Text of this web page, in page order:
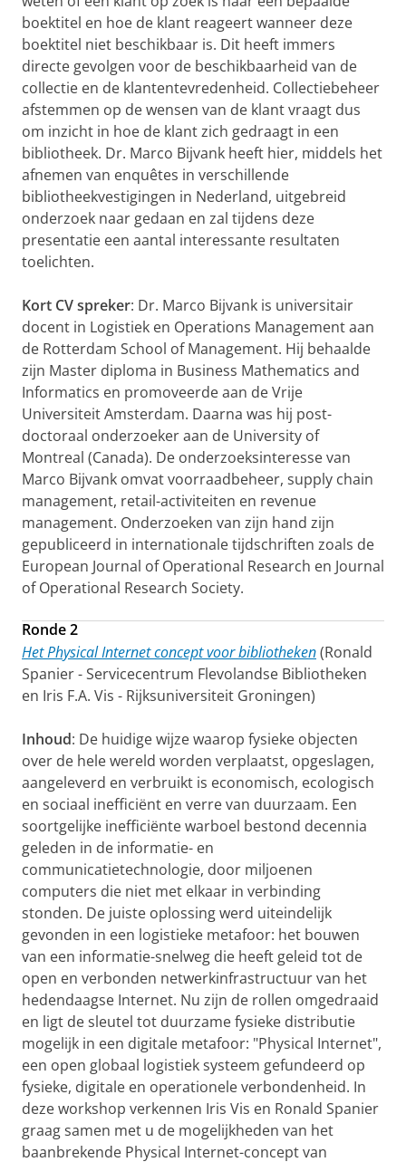
boektitel en hoe de klant reageert wanneer deze
boektitel niet beschikbaar is. Dit heeft immers
directe gevolgen voor de beschikbaarheid van de
collectie en de klantentevredenheid. Collectiebeheer
afstemmen op de wensen van de klant vraagt dus
om inzicht in hoe de klant zich gedraagt in een
bibliotheek. Dr. Marco Bijvank heeft hier, middels het
afnemen van enquêtes in verschillende
bibliotheekvestigingen in Nederland, uitgebreid
onderzoek naar gedaan en zal tijdens deze
presentatie een aantal interessante resultaten
toelichten.
Kort CV spreker: Dr. Marco Bijvank is universitair
docent in Logistiek en Operations Management aan
de Rotterdam School of Management. Hij behaalde
zijn Master diploma in Business Mathematics and
Informatics en promoveerde aan de Vrije
Universiteit Amsterdam. Daarna was hij post-
doctoraal onderzoeker aan de University of
Montreal (Canada). De onderzoeksinteresse van
Marco Bijvank omvat voorraadbeheer, supply chain
management, retail-activiteiten en revenue
management. Onderzoeken van zijn hand zijn
gepubliceerd in internationale tijdschriften zoals de
European Journal of Operational Research en Journal
of Operational Research Society.
Ronde 2
Het Physical Internet concept voor bibliotheken(Ronald
Spanier - Servicecentrum Flevolandse Bibliotheken
en Iris F.A. Vis - Rijksuniversiteit Groningen)
Inhoud: De huidige wijze waarop fysieke objecten
over de hele wereld worden verplaatst, opgeslagen,
aangeleverd en verbruikt is economisch, ecologisch
en sociaal inefficiënt en verre van duurzaam. Een
soortgelijke inefficiënte warboel bestond decennia
geleden in de informatie- en
communicatietechnologie, door miljoenen
computers die niet met elkaar in verbinding
stonden. De juiste oplossing werd uiteindelijk
gevonden in een logistieke metafoor: het bouwen
van een informatie-snelweg die heeft geleid tot de
open en verbonden netwerkinfrastructuur van het
hedendaagse Internet. Nu zijn de rollen omgedraaid
en ligt de sleutel tot duurzame fysieke distributie
mogelijk in een digitale metafoor: "Physical Internet",
een open globaal logistiek systeem gefundeerd op
fysieke, digitale en operationele verbondenheid. In
deze workshop verkennen Iris Vis en Ronald Spanier
graag samen met u de mogelijkheden van het
baanbrekende Physical Internet-concept van